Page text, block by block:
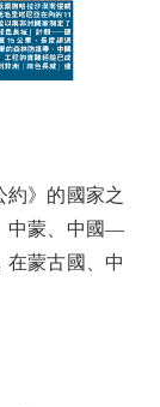
》的國家之
中蒙、中國—
在蒙古國、中